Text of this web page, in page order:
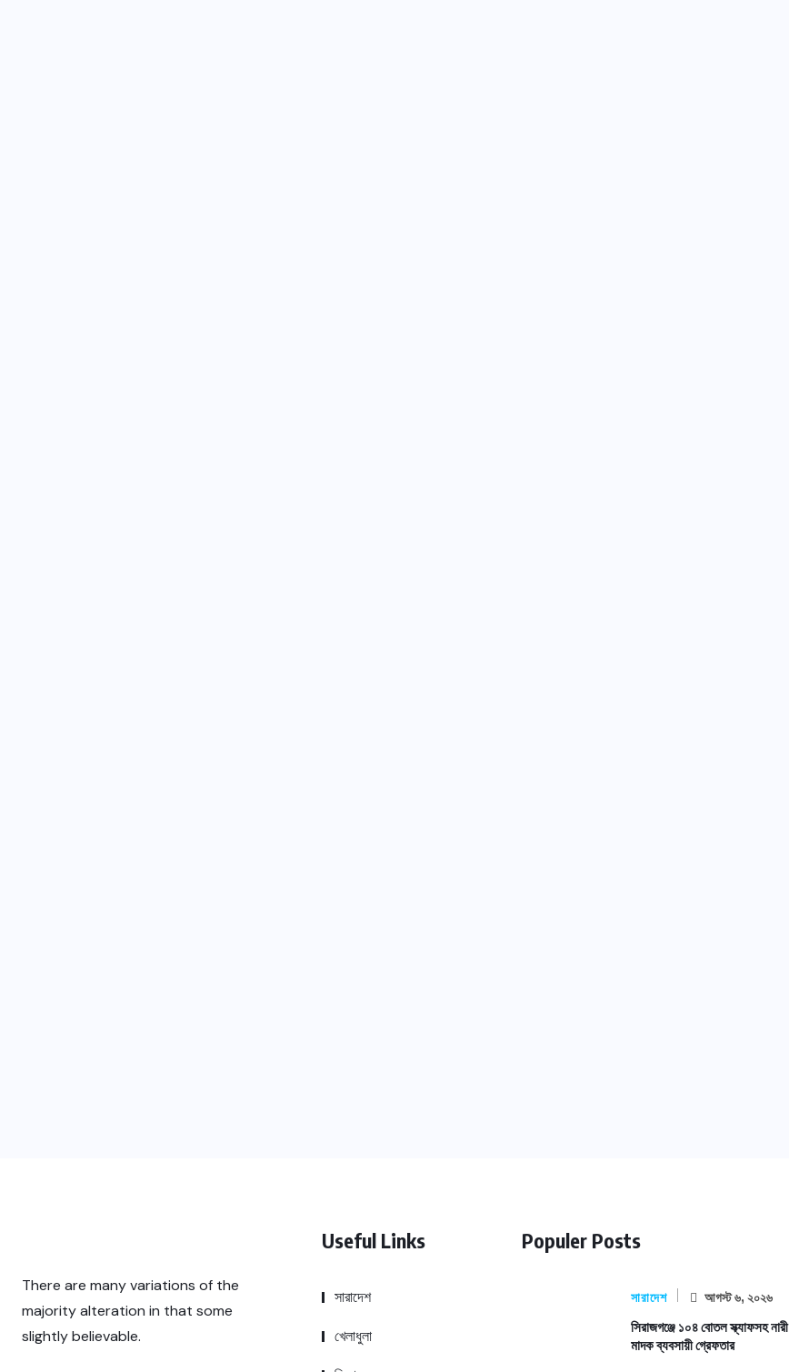
There are many variations of the
majority alteration in that some
slightly believable.
Useful Links
সারাদেশ
খেলাধুলা
Populer Posts
সারাদেশ আগস্ট ৬, ২০২৬
সিরাজগঞ্জে ১০৪ বোতল স্ক্যাফসহ নারী
মাদক ব্যবসায়ী গ্রেফতার